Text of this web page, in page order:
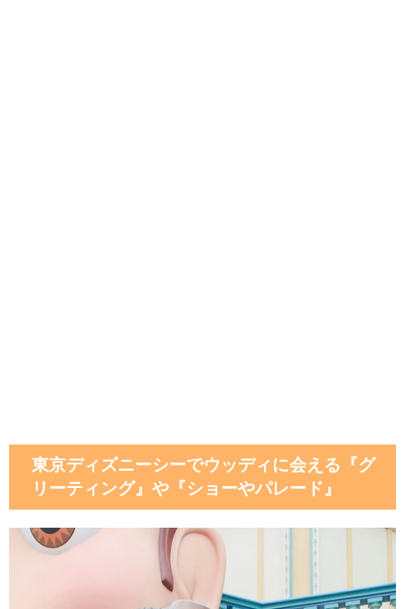
東京ディズニーシーでウッディに会える『グ
リーティング』や『ショーやパレード』